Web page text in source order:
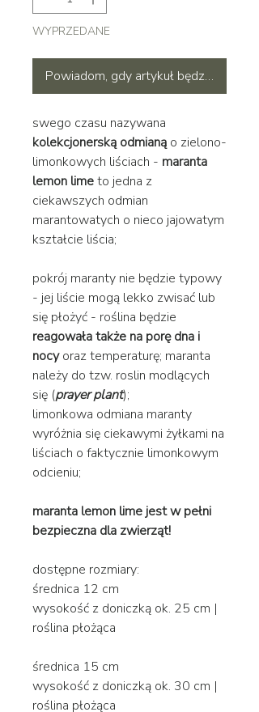
WYPRZEDANE
Powiadom, gdy artykuł będzie
swego czasu nazywana
kolekcjonerską odmianą o zielono-
limonkowych liściach - maranta
lemon limeto jedna z
ciekawszych odmian
marantowatych o nieco jajowatym
kształcie liścia;
pokrój maranty nie będzie typowy
- jej liście mogą lekko zwisać lub
się płożyć - roślina będzie
reagowała także na porę dna i
nocyoraz temperaturę; maranta
należy do tzw. roslin modlących
się (prayer plant);
limonkowa odmiana maranty
wyróżnia się ciekawymi żyłkami na
liściach o faktycznie limonkowym
odcieniu;
maranta lemon lime jest w pełni
bezpieczna dla zwierząt!
dostępne rozmiary:
średnica 12 cm
wysokość z doniczką ok. 25 cm |
roślina płożąca
średnica 15 cm
wysokość z doniczką ok. 30 cm |
roślina płożąca